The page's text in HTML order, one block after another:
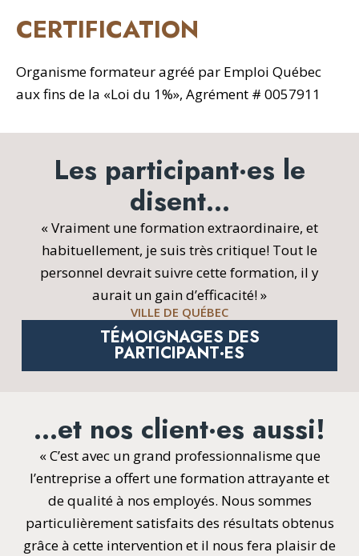
CERTIFICATION
Organisme formateur agréé par Emploi Québec
aux fins de la «Loi du 1%», Agrément # 0057911
Les participant·es le
disent…
« Vraiment une formation extraordinaire, et
habituellement, je suis très critique! Tout le
personnel devrait suivre cette formation, il y
aurait un gain d’efficacité! »
VILLE DE QUÉBEC
TÉMOIGNAGES DES
PARTICIPANT·ES
…et nos client·es aussi!
« C’est avec un grand professionnalisme que
l’entreprise a offert une formation attrayante et
de qualité à nos employés. Nous sommes
particulièrement satisfaits des résultats obtenus
grâce à cette intervention et il nous fera plaisir de